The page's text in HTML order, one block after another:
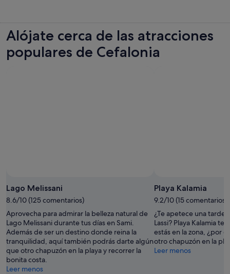
Alójate cerca de las atracciones
populares de Cefalonia
gratuita
de
Filip
Hammarlund
Lago Melissani
8.6/10 (125 comentarios)
Aprovecha para admirar la belleza natural de
Lago Melissani durante tus días en Sami.
Además de ser un destino donde reina la
tranquilidad, aquí también podrás darte algún
que otro chapuzón en la playa y recorrer la
bonita costa.
Leer menos
Playa Kalamia
9.2/10 (15 comentarios)
¿Te apetece una
Lassi? Playa Kalamia te
estás en la zona, ¿por
otro chapuzón en la
Leer menos